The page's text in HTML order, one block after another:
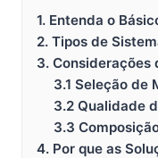
1. Entenda o
2. Tipos de
3. Considerações
3.1 Seleção de
3.2 Qualidade
3.3
4. Por que as